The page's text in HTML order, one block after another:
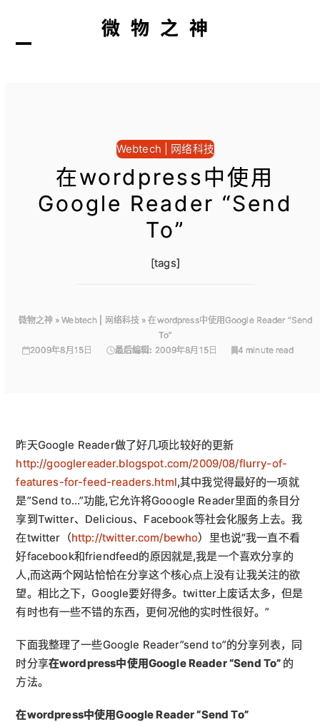
微物之神
Webtech | 网络科技
在wordpress中使用
Google Reader “Send
To”
[tags]
微物之神 »Webtech | 网络科技 »在wordpress中使用Google Reader “Send
To”
2009年8月15日
最后编辑: 2009年8月15日 4 minute read
昨天Google Reader做了好几项比较好的更新
http://googlereader.blogspot.com/2009/08/flurry-of-
features-for-feed-readers.html,其中我觉得最好的一项就
是”Send to…”功能,它允许将Gooogle Reader里面的条目分
享到Twitter、Delicious、Facebook等社会化服务上去。我
在twitter（http://twitter.com/bewho）里也说“我一直不看
好facebook和friendfeed的原因就是,我是一个喜欢分享的
人,而这两个网站恰恰在分享这个核心点上没有让我关注的欲
望。相比之下，Google要好得多。twitter上废话太多，但是
有时也有一些不错的东西，更何况他的实时性很好。”
下面我整理了一些Google Reader”send to”的分享列表，同
时分享在wordpress中使用Google Reader “Send To” 的
方法。
在wordpress中使用Google Reader “Send To”